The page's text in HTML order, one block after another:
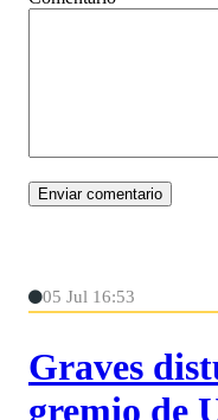
05 Jul 16:53
Graves
gremio de